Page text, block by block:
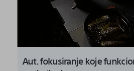
Aut. fokusiranje koje